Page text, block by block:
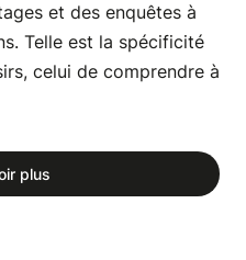
et des enquêtes à
Telle est la spécificité
celui de comprendre à
plus